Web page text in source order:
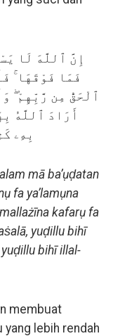
فَمَا فَوْقَهَا
ٱلْحَقُّ مِن رَّبِّهِمْ
أَرَادَ ٱللَّهُ
بِهِۦ
mā ba’ụḍatan
fa ya’lamụna
kafarụ fa
yuḍillu bihī
bihī illal-
membuat
lebih rendah